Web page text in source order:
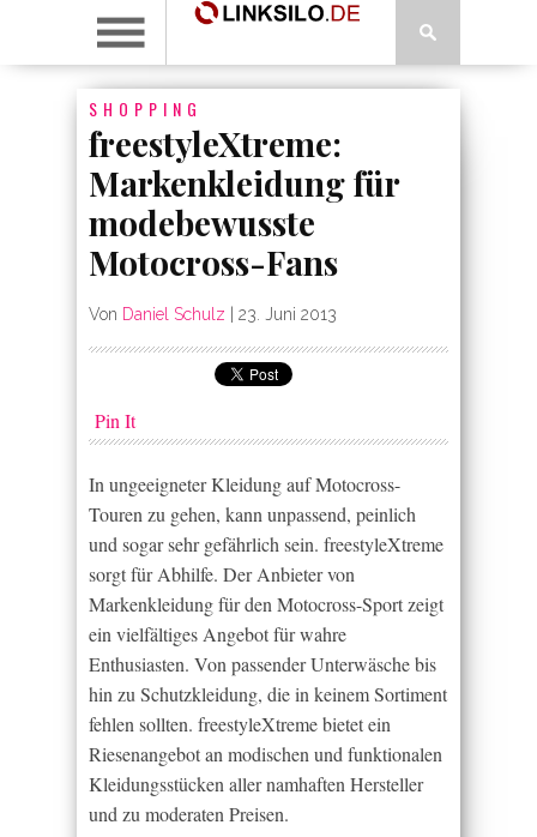
SHOPPING
freestyleXtreme:
Markenkleidung für
modebewusste
Motocross-Fans
Von Daniel Schulz 23. Juni 2013
Pin It
In ungeeigneter Kleidung auf Motocross-
Touren zu gehen, kann unpassend, peinlich
und sogar sehr gefährlich sein. freestyleXtreme
sorgt für Abhilfe. Der Anbieter von
Markenkleidung für den Motocross-Sport zeigt
ein vielfältiges Angebot für wahre
Enthusiasten. Von passender Unterwäsche bis
hin zu Schutzkleidung, die in keinem Sortiment
fehlen sollten. freestyleXtreme bietet ein
Riesenangebot an modischen und funktionalen
Kleidungsstücken aller namhaften Hersteller
und zu moderaten Preisen.